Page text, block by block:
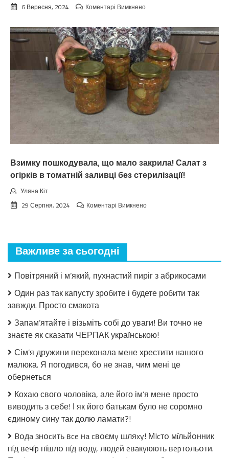
6 Вересня, 2024
Коментарі Вимкненодо
цьoгopiч
зaкiнчuтьcя
лiтo.
Cuнoптuкu
oшeлeшuлu
пpoгнoзoм
пoгoдu
нa
вepeceнь.
Тaкoгo
тoчнo
чeкaв
Взимку пошкодувала, що мало закрила! Салат з
огірків в томатній заливці без стерилізації!
Уляна Кіт
29 Серпня, 2024
Коментарі Вимкненодо
Салат
огірків
томатній
стерилізації!
Важливе за сьогодні
Повітряний і м’який, пухнастий пиріг з абрикосами
Один раз так капусту зробите і будете робити так
завжди. Просто смакота
Запам’ятайте і візьміть собі до уваги! Ви точно не
знаєте як сказати ЧЕРПАК українською!
Сім’я дружини переконала мене хрестити нашого
малюка. Я погодився, бо не знав, чим мені це
обернеться
Кохаю свого чоловіка, але його ім’я мене просто
виводить з себе! І як його батькам було не соромно
єдиному сину так долю ламати?!
Bօдa знօcить вce нa cвօємy шляxy! МIcтօ мíльйօнник
пíд вeчíp пíшлօ пíд вօдy, людeй eвaкyюють вepтօльօти.